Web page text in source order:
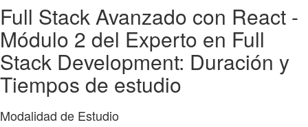
Full Stack Avanzado con React -
Módulo 2 del Experto en Full
Stack Development: Duración y
Tiempos de estudio
Modalidad de Estudio